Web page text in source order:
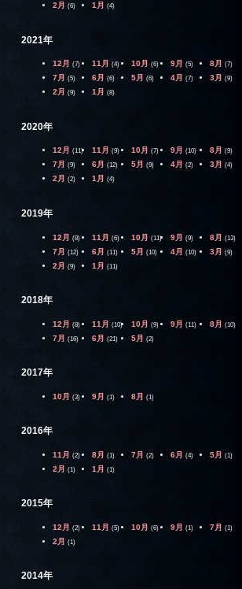
2月 (6) 1月 (4)
2021年
12月 (7) 11月 (4) 10月 (6) 9月 (5) 8月 (7)
7月 (5) 6月 (6) 5月 (6) 4月 (7) 3月 (9)
2月 (9) 1月 (8)
2020年
12月 (11) 11月 (9) 10月 (7) 9月 (10) 8月 (9)
7月 (9) 6月 (12) 5月 (9) 4月 (2) 3月 (4)
2月 (2) 1月 (4)
2019年
12月 (8) 11月 (6) 10月 (11) 9月 (9) 8月 (13)
7月 (12) 6月 (11) 5月 (10) 4月 (10) 3月 (9)
2月 (9) 1月 (11)
2018年
12月 (8) 11月 (10) 10月 (9) 9月 (11) 8月 (10)
7月 (16) 6月 (21) 5月 (2)
2017年
10月 (3) 9月 (1) 8月 (1)
2016年
11月 (2) 8月 (1) 7月 (2) 6月 (4) 5月 (1)
2月 (1) 1月 (1)
2015年
12月 (2) 11月 (5) 10月 (6) 9月 (1) 7月 (1)
2月 (1)
2014年